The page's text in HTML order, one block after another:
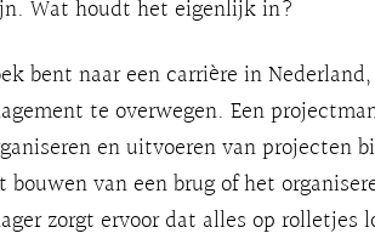
Wat houdt het eigenlijk in?
bent naar een carrière in
te overwegen. Een
en uitvoeren van projecten
bouwen van een brug of het
zorgt ervoor dat alles op rolletjes